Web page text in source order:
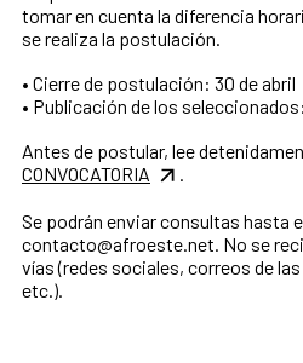
tomar en cuenta la diferencia
se realiza la postulación.
• Cierre de postulación: 30 de abril
• Publicación de los
Antes de postular, lee
CONVOCATORIA
Se podrán enviar consultas hasta
contacto@afroeste.net. No se
vías (redes sociales, correos de
etc.).